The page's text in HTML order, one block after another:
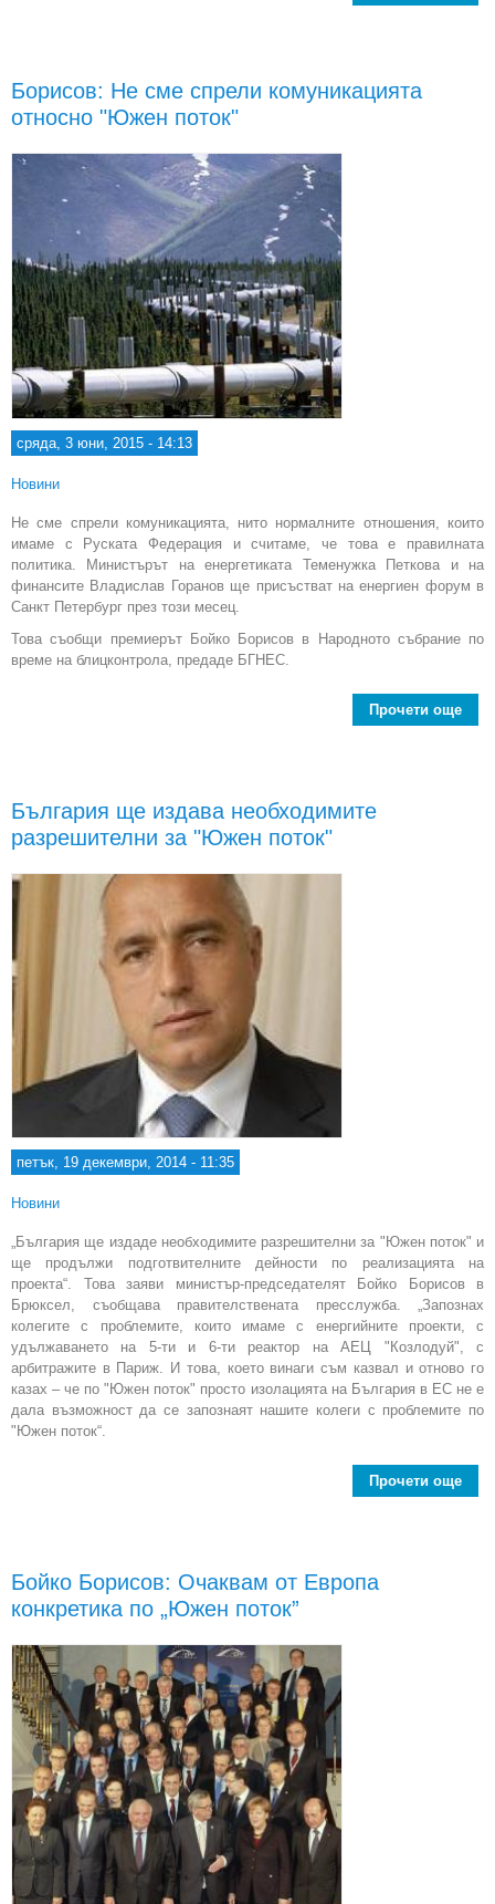
Борисов: Не сме спрели комуникацията
относно "Южен поток"
сряда, 3 юни, 2015 - 14:13
Новини
Не сме спрели комуникацията, нито нормалните отношения, които
имаме с Руската Федерация и считаме, че това е правилната
политика. Министърът на енергетиката Теменужка Петкова и на
финансите Владислав Горанов ще присъстват на енергиен форум в
Санкт Петербург през този месец.
Това съобщи премиерът Бойко Борисов в Народното събрание по
време на блицконтрола, предаде БГНЕС.
Прочети още
Не
България ще издава необходимите
разрешителни за "Южен поток"
петък, 19 декември, 2014 - 11:35
Новини
„България ще издаде необходимите разрешителни за "Южен поток" и
ще продължи подготвителните дейности по реализацията на
проекта“. Това заяви министър-председателят Бойко Борисов в
Брюксел, съобщава правителствената пресслужба. „Запознах
колегите с проблемите, които имаме с енергийните проекти, с
удължаването на 5-ти и 6-ти реактор на АЕЦ "Козлодуй", с
арбитражите в Париж. И това, което винаги съм казвал и отново го
казах – че по "Южен поток" просто изолацията на България в ЕС не е
дала възможност да се запознаят нашите колеги с проблемите по
"Южен поток“.
Прочети още
Бойко Борисов: Очаквам от Европа
конкретика по „Южен поток”